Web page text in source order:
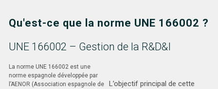
Qu'est-ce que la norme UNE 166002 ?
UNE 166002 – Gestion de la R&D&I
La norme UNE 166002 est une
norme espagnole développée par
l’AENOR (Association espagnole de
L’objectif principal de cette